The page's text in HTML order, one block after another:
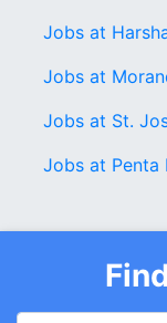
Jobs at
Jobs at
Jobs at St.
Jobs at Penta